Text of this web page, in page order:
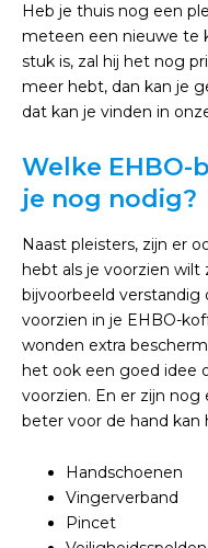
Heb je thuis nog een
meteen een nieuwe te
stuk is, zal hij het nog
meer hebt, dan kan je
dat kan je vinden in
Welke
je nog nodig?
Naast pleisters, zijn er
hebt als je voorzien wilt
bijvoorbeeld verstandig
voorzien in je EHBO-
wonden extra
het ook een goed idee
voorzien. En er zijn nog
beter voor de hand kan
Handschoenen
Vingerverband
Pincet